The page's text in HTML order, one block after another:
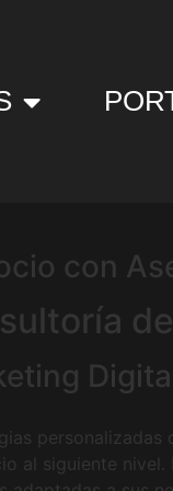
con
personalizadas
al siguiente nivel.